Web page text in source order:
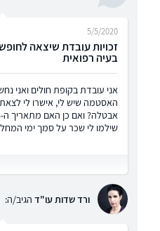
זכויות עובדת שיצאה
בעיה רפואית
5/5/2020
אני עובדת בקופת חולים ואני
האסטמה שיש לי, אישרו לי
שילמו לי שכר על סמך ימי
ורד שדות עו"ד הגיב/ה: